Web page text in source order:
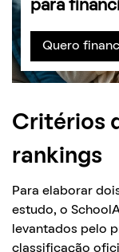
para
Quero
Critérios
rankings
Para elaborar
estudo, o
levantados pelo
classificação